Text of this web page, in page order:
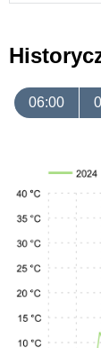
06:00